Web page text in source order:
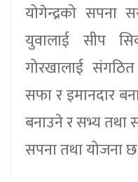
योगेन्द्रको
युवालाई सीप
गोरखालाई
सफा र इमानदार
बनाउने र सभ्य तथा
सपना तथा योजना छ